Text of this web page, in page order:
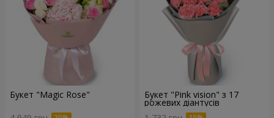
Букет "Magic Rose" Букет "Pink vision" з 17
рожевих діантусів